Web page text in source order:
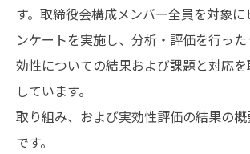
す。取締役会構成メンバー全員を対象
ンケートを実施し、分析・評価を行っ
効性についての結果および課題と対応
しています。
取り組み、および実効性評価の結果の
です。